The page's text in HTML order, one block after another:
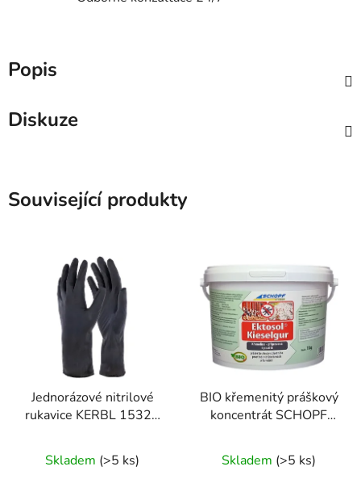
Popis
Diskuze
Související produkty
Jednorázové nitrilové
rukavice KERBL 15323
vel. XL, d. 30cm, tl.
0,14mm, nepudrované,
Skladem (>5 ks)
BIO křemenitý práškový
koncentrát SCHOPF
1 kg
Skladem (>5 ks)